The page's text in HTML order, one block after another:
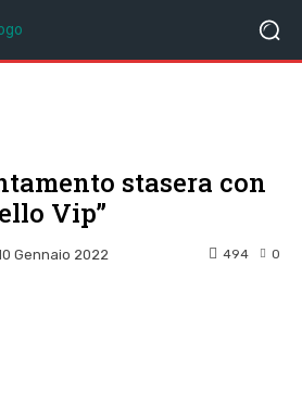
stasera con
Vip”
Gennaio 2022 0
494